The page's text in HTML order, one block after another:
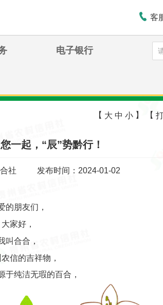
客
电子银行
【 大 中 小】 【
一起，“辰”势黔行！
社 发布时间：2024-01-02
的朋友们，
大家好，
叫合合，
信的吉祥物，
于纯洁无瑕的百合，